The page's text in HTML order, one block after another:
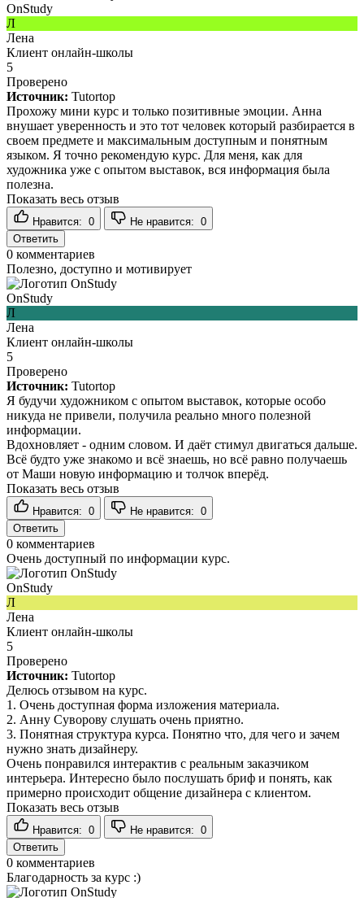
OnStudy
Л
Лена
Клиент онлайн-школы
5
Проверено
Источник: Tutortop
Прохожу мини курс и только позитивные эмоции. Анна
внушает уверенность и это тот человек который разбирается в
своем предмете и максимальным доступным и понятным
языком. Я точно рекомендую курс. Для меня, как для
художника уже с опытом выставок, вся информация была
полезна.
Показать весь отзыв
Нравится: 0 Не нравится: 0
Ответить
0 комментариев
Полезно, доступно и мотивирует
OnStudy
Л
Лена
Клиент онлайн-школы
5
Проверено
Источник: Tutortop
Я будучи художником с опытом выставок, которые особо
никуда не привели, получила реально много полезной
информации.
Вдохновляет - одним словом. И даёт стимул двигаться дальше.
Всё будто уже знакомо и всё знаешь, но всё равно получаешь
от Маши новую информацию и толчок вперёд.
Показать весь отзыв
Нравится: 0 Не нравится: 0
Ответить
0 комментариев
Очень доступный по информации курс.
OnStudy
Л
Лена
Клиент онлайн-школы
5
Проверено
Источник: Tutortop
Делюсь отзывом на курс.
1. Очень доступная форма изложения материала.
2. Анну Суворову слушать очень приятно.
3. Понятная структура курса. Понятно что, для чего и зачем
нужно знать дизайнеру.
Очень понравился интерактив с реальным заказчиком
интерьера. Интересно было послушать бриф и понять, как
примерно происходит общение дизайнера с клиентом.
Показать весь отзыв
Нравится: 0 Не нравится: 0
Ответить
0 комментариев
Благодарность за курс :)